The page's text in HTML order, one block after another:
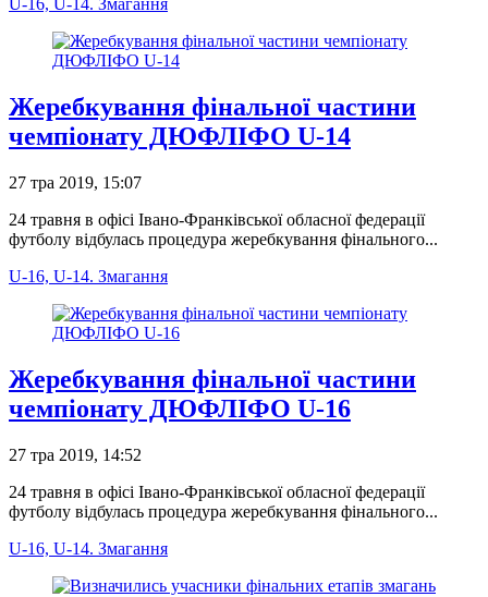
U-16, U-14. Змагання
Жеребкування фінальної частини
чемпіонату ДЮФЛІФО U-14
27 тра 2019, 15:07
24 травня в офісі Івано-Франківської обласної федерації
футболу відбулась процедура жеребкування фінального...
U-16, U-14. Змагання
Жеребкування фінальної частини
чемпіонату ДЮФЛІФО U-16
27 тра 2019, 14:52
24 травня в офісі Івано-Франківської обласної федерації
футболу відбулась процедура жеребкування фінального...
U-16, U-14. Змагання